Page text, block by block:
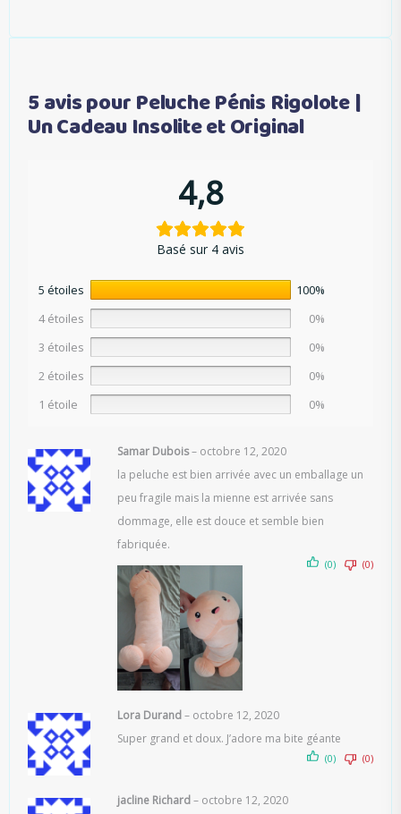
5 avis pourPeluche Pénis Rigolote |
Un Cadeau Insolite et Original
4,8
Basé sur 4 avis
5 étoiles
100%
4 étoiles
0%
3 étoiles
0%
2 étoiles
0%
1 étoile
0%
Samar Dubois– octobre 12, 2020
la peluche est bien arrivée avec un emballage un
peu fragile mais la mienne est arrivée sans
dommage, elle est douce et semble bien
fabriquée.
(0) (0)
Lora Durand – octobre 12, 2020
Super grand et doux. J’adore ma bite géante
(0) (0)
jacline Richard – octobre 12, 2020